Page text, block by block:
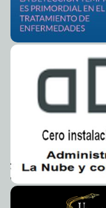
2024-06-21 13:42:14 Inicia
Sistema de
2024-06-18 16:31:41
inundaciones durante
El
públicos que
Sofía Gómez Infante
2024-06-18 15:26:45
nuestros mercados:
2024-06-18 15:19:07
mujeres a través de
2024-06-18 15:09:51 Orienta
ácido fólico Laura Aldama
2024-06-18 12:20:46 Mérida,
Kamila López